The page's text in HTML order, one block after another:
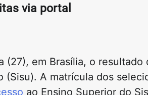
via portal
em Brasília, o resultado
A matrícula dos
ao Ensino Superior do